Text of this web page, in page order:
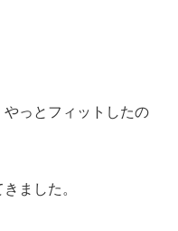
っとフィットしたの
ました。